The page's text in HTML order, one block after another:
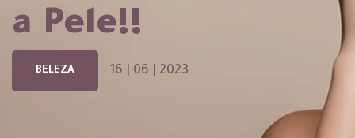
a Pele!!
BELEZA 16 | 06 | 2023